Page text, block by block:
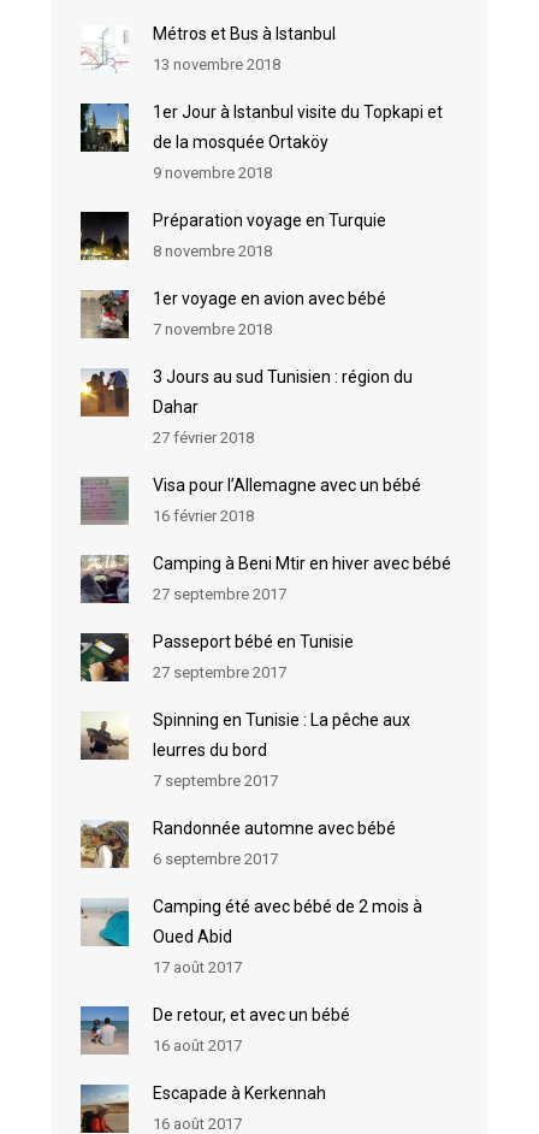
Métros et Bus à Istanbul
13 novembre 2018
1er Jour à Istanbul visite du Topkapi et
de la mosquée Ortaköy
9 novembre 2018
Préparation voyage en Turquie
8 novembre 2018
1er voyage en avion avec bébé
7 novembre 2018
3 Jours au sud Tunisien : région du
Dahar
27 février 2018
Visa pour l’Allemagne avec un bébé
16 février 2018
Camping à Beni Mtir en hiver avec bébé
27 septembre 2017
Passeport bébé en Tunisie
27 septembre 2017
Spinning en Tunisie : La pêche aux
leurres du bord
7 septembre 2017
Randonnée automne avec bébé
6 septembre 2017
Camping été avec bébé de 2 mois à
Oued Abid
17 août 2017
De retour, et avec un bébé
16 août 2017
Escapade à Kerkennah
16 août 2017